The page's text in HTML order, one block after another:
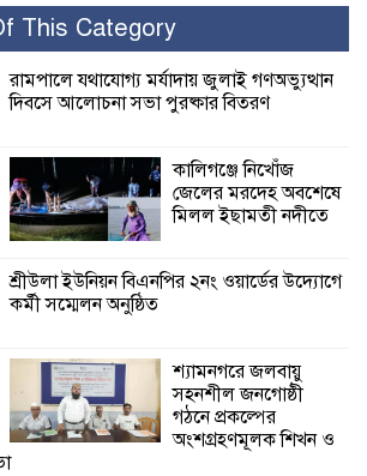
কালিগঞ্জে নিখোঁজ জেলের মরদেহ অবশেষে
মিলল ইছামতী নদীতে
শ্রীউলা ইউনিয়ন
অনুষ্ঠিত
শ্যামনগরে জলবায়ু সহনশীল জনগোষ্ঠী গঠনে
বিনিময় সভা
জেলেদের মতবিনিময় সভা
শ্যামনগরে সুপেয়
This Category
রামপালে যথাযোগ্য মর্যাদায় জুলাই গণঅভ্যুত্থান
দিবসে আলোচনা সভা পুরষ্কার বিতরণ
কালিগঞ্জে নিখোঁজ
জেলের মরদেহ অবশেষে
মিলল ইছামতী নদীতে
শ্রীউলা ইউনিয়ন বিএনপির ২নং ওয়ার্ডের উদ্যোগে
কর্মী সম্মেলন অনুষ্ঠিত
শ্যামনগরে জলবায়ু
সহনশীল জনগোষ্ঠী
গঠনে প্রকল্পের
অংশগ্রহণমূলক শিখন ও